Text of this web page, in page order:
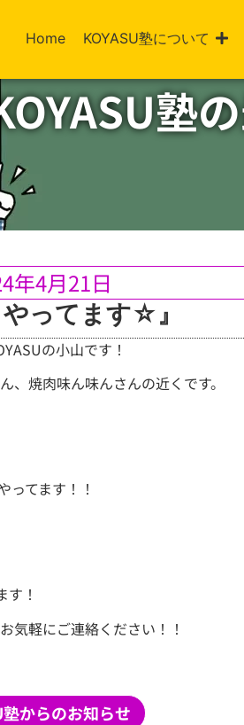
Home KOYASU塾について
塾
年4月21日
ってます☆』
の小山です！
焼肉味ん味んさんの近くです。
ってます！！
す！
気軽にご連絡ください！！
塾からのお知らせ